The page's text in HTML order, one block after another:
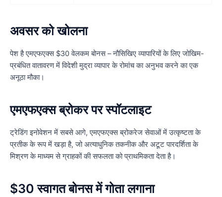
अवसर को खोलना
पेश है एमएफएक्स $30 वेलकम बोनस – नौसिखिए व्यापारियों के लिए जोखिम-
प्रबंधित वातावरण में विदेशी मुद्रा व्यापार के रोमांच का अनुभव करने का एक
अनूठा मौका।
एमएफएक्स ब्रोकर पर स्पॉटलाइट
ट्रेडिंग इनोवेशन में सबसे आगे, एमएफएक्स ब्रोकरेज सेवाओं में उत्कृष्टता के
प्रतीक के रूप में खड़ा है, जो अत्याधुनिक तकनीक और अटूट पारदर्शिता के
मिश्रण के माध्यम से ग्राहकों की सफलता को प्राथमिकता देता है।
$30 स्वागत बोनस में गोता लगाना